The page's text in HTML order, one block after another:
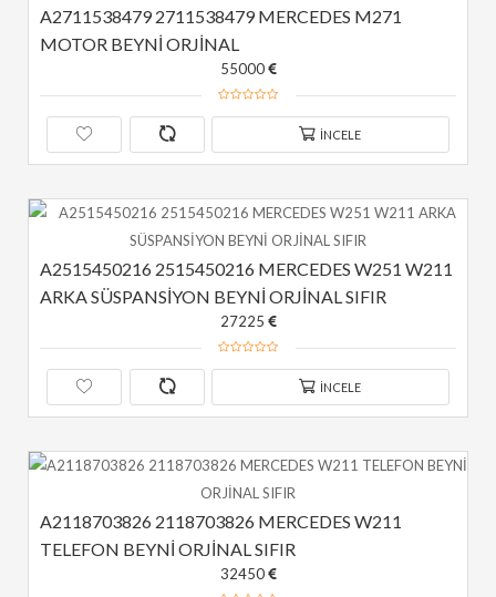
A2711538479 2711538479 MERCEDES M271
MOTOR BEYNİ ORJİNAL
55000
İNCELE
A2515450216 2515450216 MERCEDES W251 W211
ARKA SÜSPANSİYON BEYNİ ORJİNAL SIFIR
27225
İNCELE
A2118703826 2118703826 MERCEDES W211
TELEFON BEYNİ ORJİNAL SIFIR
32450